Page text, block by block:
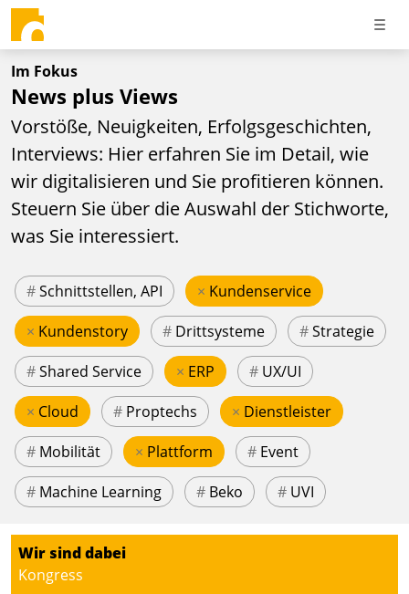
Im Fokus
News plus Views
Vorstöße, Neuigkeiten, Erfolgsgeschichten,
Interviews: Hier erfahren Sie im Detail, wie
wir digitalisieren und Sie profitieren können.
Steuern Sie über die Auswahl der Stichworte,
was Sie interessiert.
#Schnittstellen, API × Kundenservice
× Kundenstory # Drittsysteme #Strategie
#Shared Service × ERP # UX/UI
× Cloud # Proptechs × Dienstleister
# Mobilität × Plattform # Event
# Machine Learning # Beko # UVI
Wir sind dabei
Kongress